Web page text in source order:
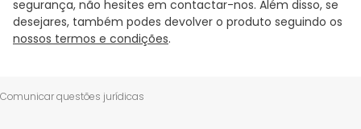
segurança, não hesites em contactar-nos. Além disso, se
desejares, também podes devolver o produto seguindo os
nossos termos e condições.
Comunicar questões jurídicas